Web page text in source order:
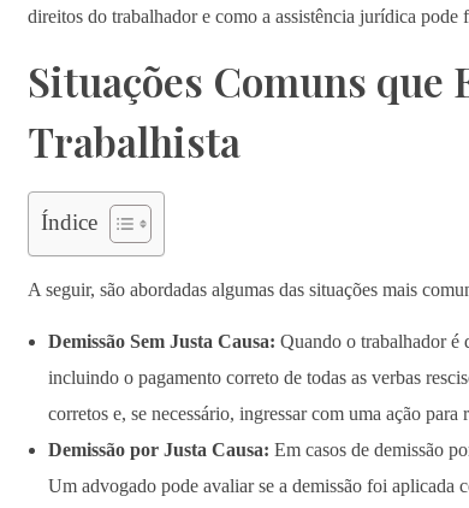
direitos do trabalhador e como a assistência jurídica pode
Situações Comuns que
Trabalhista
Índice
A seguir, são abordadas algumas das situações mais
Demissão Sem Justa Causa: Quando o trabalhador é
incluindo o pagamento correto de todas as verbas
corretos e, se necessário, ingressar com uma ação
Demissão por Justa Causa: Em casos de demissão
Um advogado pode avaliar se a demissão foi aplicada